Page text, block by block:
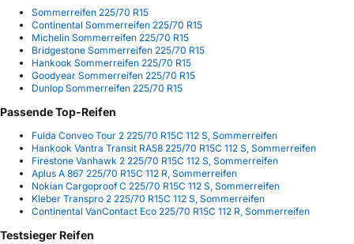
Sommerreifen 225/70 R15
Continental Sommerreifen 225/70 R15
Michelin Sommerreifen 225/70 R15
Bridgestone Sommerreifen 225/70 R15
Hankook Sommerreifen 225/70 R15
Goodyear Sommerreifen 225/70 R15
Dunlop Sommerreifen 225/70 R15
Passende Top-Reifen
Fulda Conveo Tour 2 225/70 R15C 112 S, Sommerreifen
Hankook Vantra Transit RA58 225/70 R15C 112 S, Sommerreifen
Firestone Vanhawk 2 225/70 R15C 112 S, Sommerreifen
Aplus A 867 225/70 R15C 112 R, Sommerreifen
Nokian Cargoproof C 225/70 R15C 112 S, Sommerreifen
Kleber Transpro 2 225/70 R15C 112 S, Sommerreifen
Continental VanContact Eco 225/70 R15C 112 R, Sommerreifen
Testsieger Reifen